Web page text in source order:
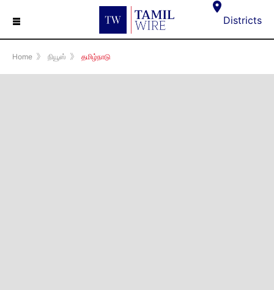
☰ Districts
Home 》 நியூஸ் 》 தமிழ்நாடு